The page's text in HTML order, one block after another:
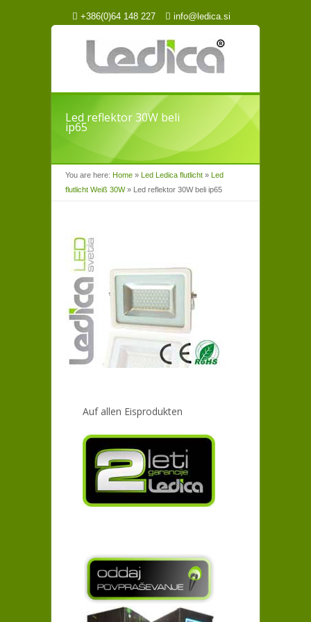
+386(0)64 148 227 info@ledica.si
Led reflektor 30W beli
ip65
You are here: Home » Led Ledica flutlicht » Led
flutlicht Weiß 30W » Led reflektor 30W beli ip65
Auf allen Eisprodukten